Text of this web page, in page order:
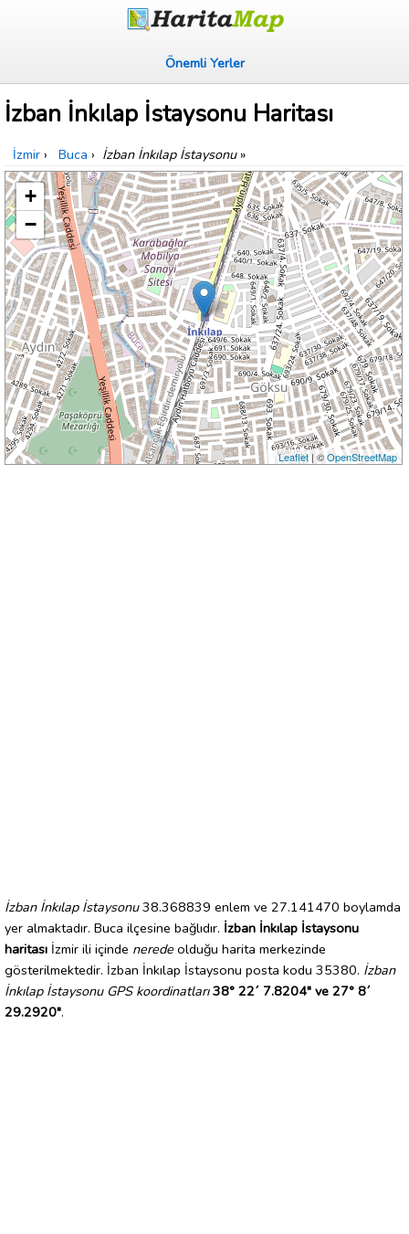
Önemli Yerler
İzban İnkılap İstaysonu Haritası
İzmir › Buca › İzban İnkılap İstaysonu»
+
−
Leaflet| ©OpenStreetMap
İzban İnkılap İstaysonu38.368839 enlem ve 27.141470 boylamda
yer almaktadır. Buca ilçesine bağlıdır. İzban İnkılap İstaysonu
haritası İzmir ili içinde nerede olduğu harita merkezinde
gösterilmektedir. İzban İnkılap İstaysonu posta kodu 35380. İzban
İnkılap İstaysonu GPS koordinatları 38° 22´ 7.8204" ve 27° 8´
29.2920".